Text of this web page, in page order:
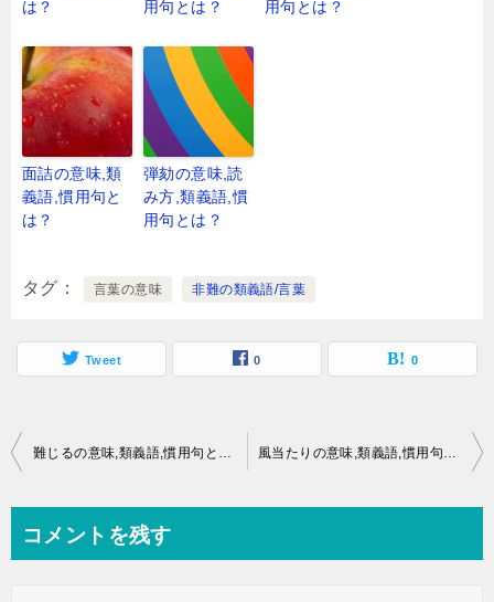
は？
用句とは？
用句とは？
面詰の意味,類
義語,慣用句と
は？
弾劾の意味,読
み方,類義語,慣
用句とは？
タグ 言葉の意味 非難の類義語/言葉
Tweet 0 0
投
ビ
難じるの意味,類義語,慣用句とは？ 風当たりの意味,類義語,慣用句とは？
コメントを残す